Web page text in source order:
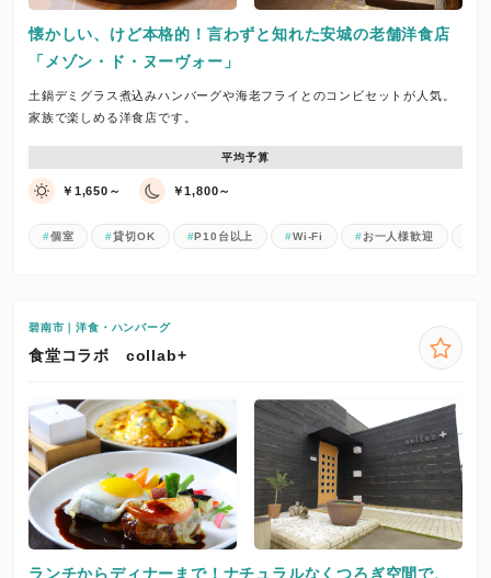
懐かしい、けど本格的！言わずと知れた安城の老舗洋食店
「メゾン・ド・ヌーヴォー」
土鍋デミグラス煮込みハンバーグや海老フライとのコンビセットが人気。
家族で楽しめる洋食店です。
平均予算
￥1,650～ ￥1,800～
個室 貸切OK P10台以上 Wi-Fi お一人様歓迎
碧南市｜洋食・ハンバーグ
食堂コラボ collab+
ランチからディナーまで！ナチュラルなくつろぎ空間で、